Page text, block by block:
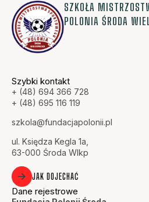
SZKOŁA
POLONIA ŚRODA
Szybki kontakt
+ (48) 694 366 728
+ (48) 695 116 119
szkola@fundacjapolonii.pl
ul. Księdza Kegla 1a,
63-000 Środa Wlkp
JAK DOJECHAĆ
Dane rejestrowe